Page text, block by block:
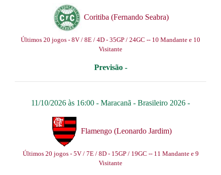
Coritiba (Fernando Seabra)
Últimos 20 jogos - 8V / 8E / 4D - 35GP / 24GC -- 10 Mandante e 10
Visitante
Previsão -
11/10/2026 às 16:00 - Maracanã - Brasileiro 2026 -
Flamengo (Leonardo Jardim)
Últimos 20 jogos - 5V / 7E / 8D - 15GP / 19GC -- 11 Mandante e 9
Visitante